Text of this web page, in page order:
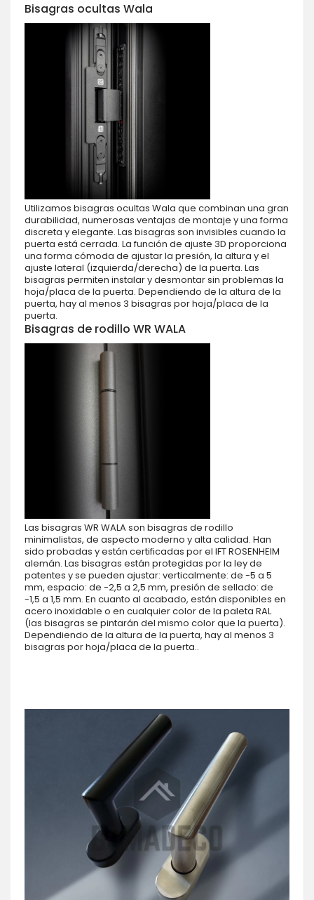
Bisagras ocultas Wala
Utilizamos bisagras ocultas Wala que combinan una gran
durabilidad, numerosas ventajas de montaje y una forma
discreta y elegante. Las bisagras son invisibles cuando la
puerta está cerrada. La función de ajuste 3D proporciona
una forma cómoda de ajustar la presión, la altura y el
ajuste lateral (izquierda/derecha) de la puerta. Las
bisagras permiten instalar y desmontar sin problemas la
hoja/placa de la puerta. Dependiendo de la altura de la
puerta, hay al menos 3 bisagras por hoja/placa de la
puerta.
Bisagras de rodillo WR WALA
Las bisagras WR WALA son bisagras de rodillo
minimalistas, de aspecto moderno y alta calidad. Han
sido probadas y están certificadas por el IFT ROSENHEIM
alemán. Las bisagras están protegidas por la ley de
patentes y se pueden ajustar: verticalmente: de -5 a 5
mm, espacio: de -2,5 a 2,5 mm, presión de sellado: de
-1,5 a 1,5 mm. En cuanto al acabado, están disponibles en
acero inoxidable o en cualquier color de la paleta RAL
(las bisagras se pintarán del mismo color que la puerta).
Dependiendo de la altura de la puerta, hay al menos 3
bisagras por hoja/placa de la puerta..